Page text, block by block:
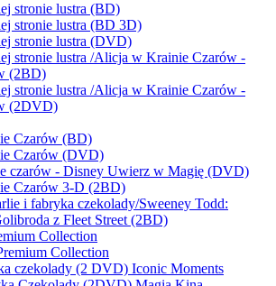
stronie lustra (BD)
stronie lustra (BD 3D)
stronie lustra (DVD)
stronie lustra /Alicja w Krainie Czarów -
(2BD)
stronie lustra /Alicja w Krainie Czarów -
(2DVD)
Czarów (BD)
Czarów (DVD)
czarów - Disney Uwierz w Magię (DVD)
Czarów 3-D (2BD)
i fabryka czekolady/Sweeney Todd:
z Fleet Street (2BD)
Collection
Collection
czekolady (2 DVD) Iconic Moments